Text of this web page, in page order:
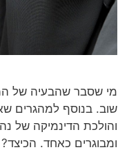
מי שסבר שהבעיה של
שוב. בנוסף למהגרים
והולכת הדינמיקה של
ומבוגרים כאחד.